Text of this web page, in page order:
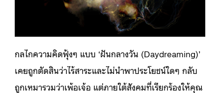
กลไกความคิดฟุ้งๆ แบบ ‘ฝันกลางวัน (Daydreaming)’
เคยถูกตัดสินว่าไร้สาระและไม่นำพาประโยชน์ใดๆ กลับ
ถูกเหมารวมว่าเพ้อเจ้อ แต่ภายใต้สังคมที่เรียกร้องให้คุณ